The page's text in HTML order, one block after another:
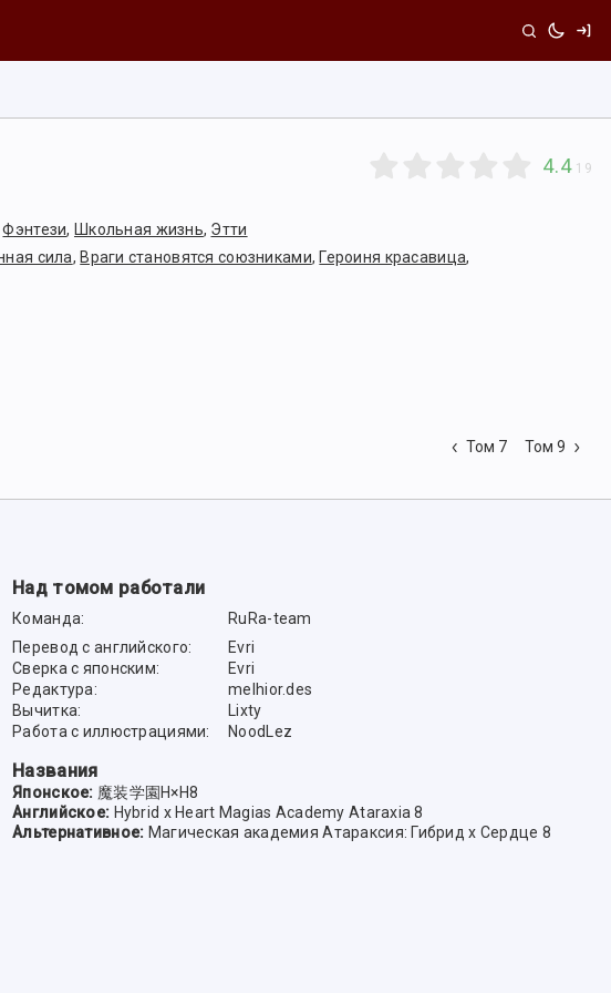
4.4 19
Фэнтези, Школьная жизнь, Этти
сила, Враги становятся союзниками, Героиня красавица,
Том 7 Том 9
Над томом работали
Команда:
RuRa-team
Перевод с английского:
Evri
Сверка с японским:
Evri
Редактура:
melhior.des
Вычитка:
Lixty
Работа с иллюстрациями:
NoodLez
Названия
Японское: 魔装学園H×H8
Английское: Hybrid x Heart Magias Academy Ataraxia 8
Альтернативное: Магическая академия Атараксия: Гибрид x Сердце 8